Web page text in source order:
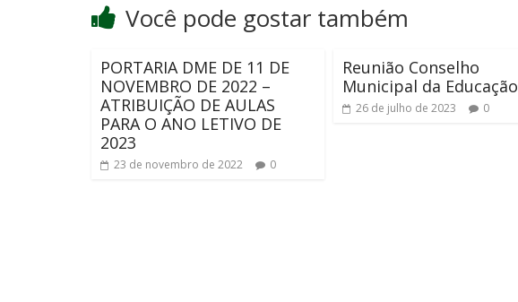
Você pode gostar também
PORTARIA DME DE 11 DE
NOVEMBRO DE 2022 –
ATRIBUIÇÃO DE AULAS
PARA O ANO LETIVO DE
2023
23 de novembro de 2022 0
Reunião Conselho
Municipal da Educação
26 de julho de 2023 0